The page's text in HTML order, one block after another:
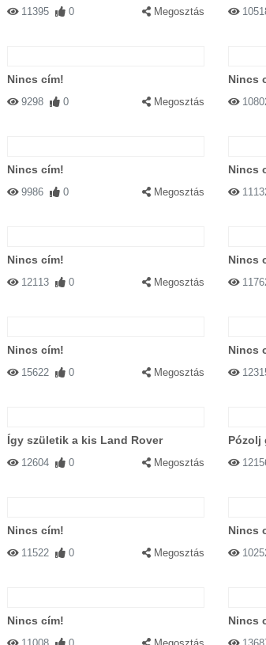
11395 0 Megosztás
Nincs cím!
9298 0 Megosztás
Nincs
Nincs cím!
9986 0 Megosztás
Nincs
Nincs cím!
12113 0 Megosztás
Nincs
Nincs cím!
15622 0 Megosztás
Nincs
Így születik a kis Land Rover
12604 0 Megosztás
Pózolj
Nincs cím!
11522 0 Megosztás
Nincs
Nincs cím! Nincs